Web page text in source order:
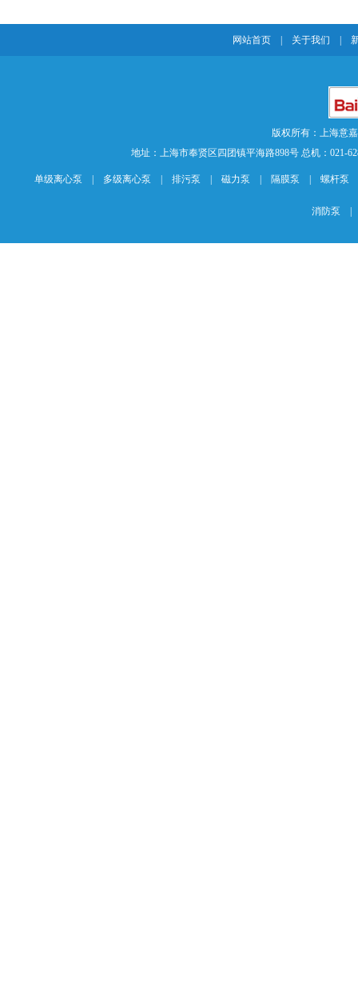
网站首页 关于我们
版权所有：上海意
地址：上海市奉贤区四团镇平海路898号 总机：021-
单级离心泵 多级离心泵 排污泵 磁力泵 隔膜泵 螺杆泵
消防泵